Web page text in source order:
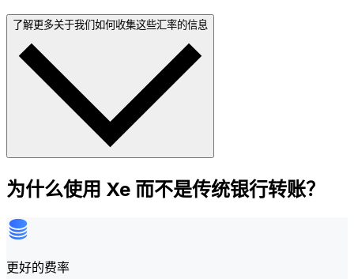
了解更多关于我们如何收集这些汇率的信息
为什么使用 Xe 而不是传统银行转账？
更好的费率